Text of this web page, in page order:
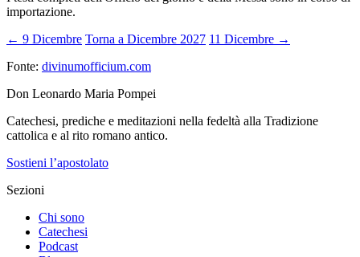
importazione.
← 9 Dicembre Torna a Dicembre 2027 11 Dicembre →
Fonte: divinumofficium.com
Don Leonardo Maria Pompei
Catechesi, prediche e meditazioni nella fedeltà alla Tradizione
cattolica e al rito romano antico.
Sostieni l’apostolato
Sezioni
Chi sono
Catechesi
Podcast